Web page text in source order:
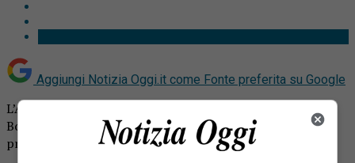
Aggiungi Notizia Oggi.it come Fonte preferita su Google
L’Asl Vercelli cerca nuovi infermieri per l’ospedale di
Borgosesia. Pubblicato un bando per trovare altri
professionisti da inserire nei reparti.